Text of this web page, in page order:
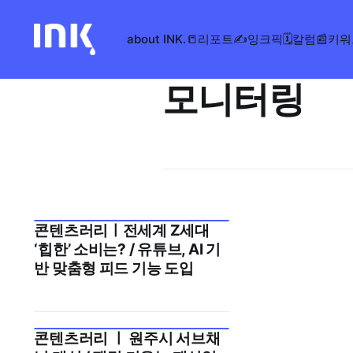
about INK.📒리포트✍️잉크픽🗓️칼럼📰키
모니터링
2025년 11월 3주
콘텐츠러리ㅣ전세계 Z세대
‘힙한’ 소비는? / 유튜브, AI 기
반 맞춤형 피드 기능 도입
2025년 9월 2주
콘텐츠러리 ㅣ 원주시 서브채